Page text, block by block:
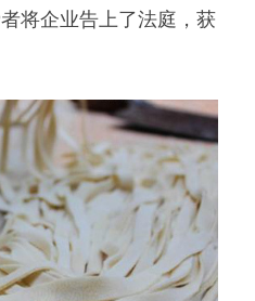
将企业告上了法庭，获